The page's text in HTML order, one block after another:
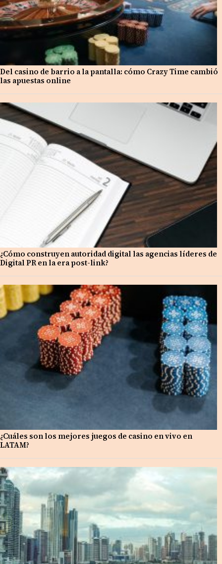
Del casino de barrio a la pantalla: cómo Crazy Time cambió
las apuestas online
¿Cómo construyen autoridad digital las agencias líderes de
Digital PR en la era post-link?
¿Cuáles son los mejores juegos de casino en vivo en
LATAM?